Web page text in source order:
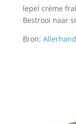
lepel crème
Bestrooi naar
Bron: